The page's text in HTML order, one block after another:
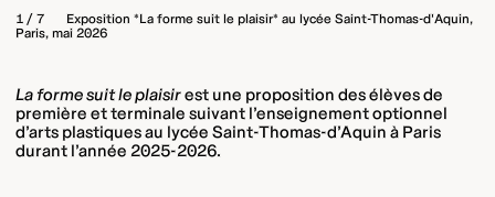
1 / 7
Exposition *La forme suit le plaisir* au lycée Saint-Thomas-d'Aquin,
Paris, mai 2026
La forme suit le plaisirest une proposition des élèves de
première et terminale suivant l’enseignement optionnel
d’arts plastiques au lycée Saint-Thomas-d’Aquin à Paris
durant l’année 2025-2026.